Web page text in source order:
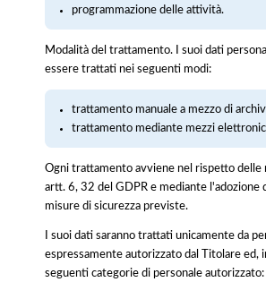
programmazione delle attività.
Modalità del trattamento. I suoi dati
essere trattati nei seguenti modi:
trattamento manuale a mezzo di
trattamento mediante mezzi
Ogni trattamento avviene nel rispetto delle
artt. 6, 32 del GDPR e mediante l'adozione
misure di sicurezza previste.
I suoi dati saranno trattati unicamente da
espressamente autorizzato dal Titolare ed,
seguenti categorie di personale autorizzato: